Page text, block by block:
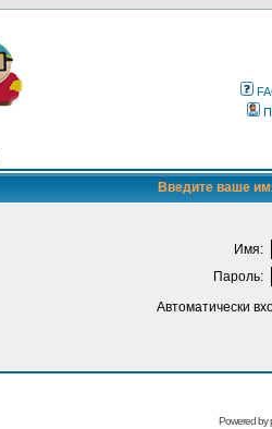
Введите ваше
Имя:
Пароль:
Автоматически
Powered by